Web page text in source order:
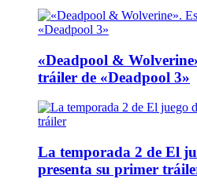
«Deadpool &
tráiler de «Deadpool 3»
La temporada 2 de El
presenta su primer